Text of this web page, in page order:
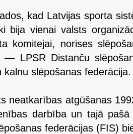
kad Latvijas sporta
bija vienai valsts
komitejai, norises
— LPSR Distanču
kalnu slēpošanas federācija.
neatkarības atgūšanas
darbība un tajā
federācijas (FIS)